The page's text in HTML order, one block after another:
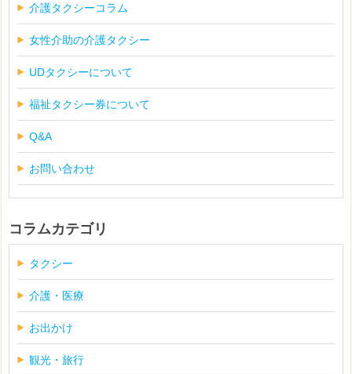
介護タクシーコラム
女性介助の介護タクシー
UDタクシーについて
福祉タクシー券について
Q&A
お問い合わせ
コラムカテゴリ
タクシー
介護・医療
お出かけ
観光・旅行